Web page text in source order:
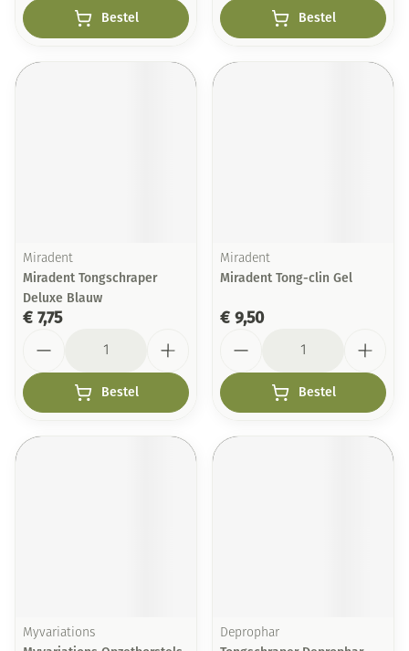
Bestel Bestel
Miradent
Miradent Tongschraper
Deluxe Blauw
€ 7,75
Bestel
Miradent
Miradent Tong-clin Gel
€ 9,50
Bestel
Myvariations Deprophar